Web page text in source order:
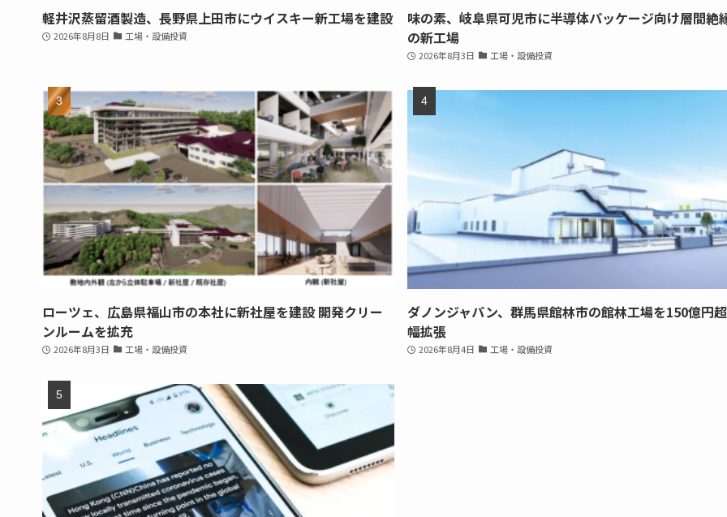
軽井沢蒸留酒製造、長野県上田市にウイスキー新工場を建設
2026年8月8日 工場・設備投資
味の素、岐阜県可児市に半導体パッケージ向け層間絶
の新工場
2026年8月3日 工場・設備投資
ローツェ、広島県福山市の本社に新社屋を建設 開発クリー
ンルームを拡充
2026年8月3日 工場・設備投資
ダノンジャパン、群馬県館林市の館林工場を150億円
幅拡張
2026年8月4日 工場・設備投資